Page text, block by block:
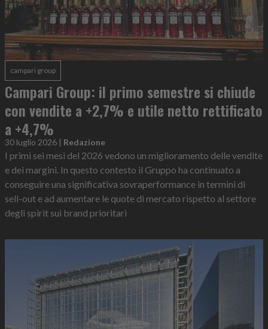
campari group
Campari Group: il primo semestre si chiude
con vendite a +2,7% e utile netto rettificato
a +4,7%
30 luglio 2026 | Redazione
I primi sei mesi del 2026 vedono un miglioramento delle vendite
e dei margini. In questo contesto il Gruppo ha continuato a
conseguire una significativa sovraperformance in termini di
sell-out e ad aumentare le quote di mercato rispetto al settore
degli spirit sui brand prioritari